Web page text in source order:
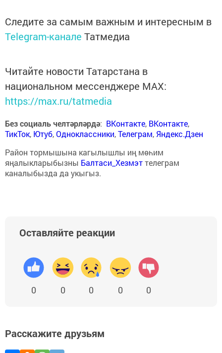
Следите за самым важным и интересным в
Telegram-канале Татмедиа
Читайте новости Татарстана в
национальном мессенджере MАХ:
https://max.ru/tatmedia
Без социаль челтәрләрдә: ВКонтакте, ВКонтакте,
ТикТок, Ютуб,Одноклассники,Телеграм, Яндекс.Дзен
Район тормышына кагылышлы иң мөһим
яңалыкларыбызны Балтаси_Хезмэттелеграм
каналыбызда да укыгыз.
Оставляйте реакции
0 0 0 0 0
Расскажите друзьям